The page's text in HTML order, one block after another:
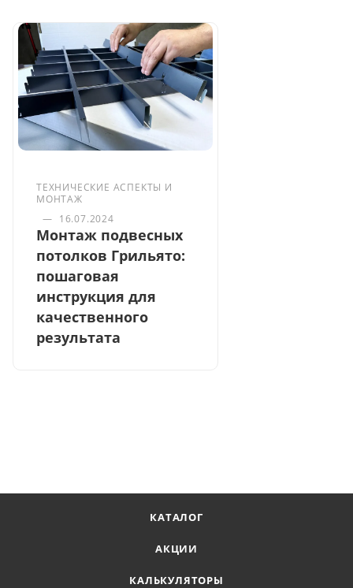
ТЕХНИЧЕСКИЕ АСПЕКТЫ И
МОНТАЖ
— 16.07.2024
Монтаж подвесных
потолков Грильято:
пошаговая
инструкция для
качественного
результата
КАТАЛОГ
АКЦИИ
КАЛЬКУЛЯТОРЫ